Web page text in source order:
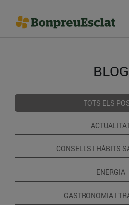
BLOG
TOTS ELS
CONSELLS I HÀBITS
ENERGIA
GASTRONOMIA I